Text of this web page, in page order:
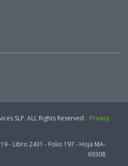
SLP. ALL Rights Reserved. Privacy
- Libro 2431 - Folio 197 - Hoja MA-
69308